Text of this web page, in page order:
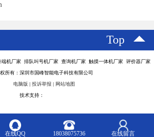
Top
端机厂家 排队叫号机厂家 查询机厂家 触摸一体机厂家 评价器厂家
所有：深圳市国峰智能电子科技有限公司
电脑版 投诉举报 网站地图
技术支持：
在线QQ 18038075736 在线留言